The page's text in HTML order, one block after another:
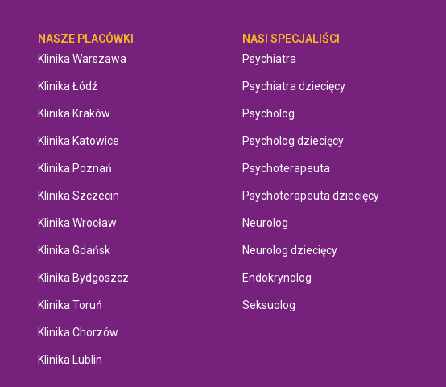
NASZE PLACÓWKI
Klinika Warszawa
Klinika Łódź
Klinika Kraków
Klinika Katowice
Klinika Poznań
Klinika Szczecin
Klinika Wrocław
Klinika Gdańsk
Klinika Bydgoszcz
Klinika Toruń
Klinika Chorzów
Klinika Lublin
NASI SPECJALIŚCI
Psychiatra
Psychiatra dziecięcy
Psycholog
Psycholog dziecięcy
Psychoterapeuta
Psychoterapeuta dziecięcy
Neurolog
Neurolog dziecięcy
Endokrynolog
Seksuolog